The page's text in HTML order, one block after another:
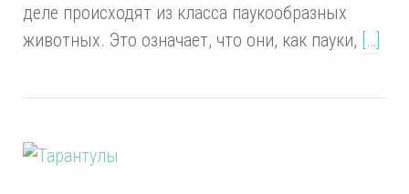
деле происходят из класса паукообразных
животных. Это означает, что они, как пауки, […]